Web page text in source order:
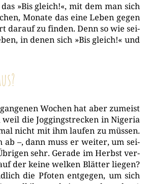
»Bis gleich!«, mit dem man sich
Mona­te das eine Leben gegen
dar­auf zu fin­den. Denn so wie sei­
in denen sich »Bis gleich!« und
Wochen hat aber zumeist
die Jog­gingstre­cken in Nige­ria
nicht mit ihm lau­fen zu müs­sen.
ab –, dann muss er wei­ter, um sei­
sehr. Gera­de im Herbst ver­
der kei­ne wel­ken Blät­ter lie­gen?
die Pfo­ten ent­ge­gen, um sich